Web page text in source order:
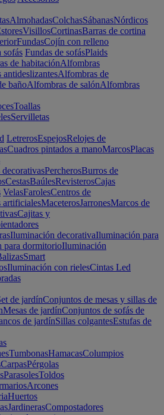
AlmohadasColchasSábanasNórdicos
VisillosCortinasBarras de cortina
FundasCojín con relleno
sofás Fundas de sofásPlaids
de habitaciónAlfombras
Alfombras de
bañoAlfombras de salónAlfombras
Toallas
Servilletas
LetrerosEspejosRelojes de
Cuadros pintados a manoMarcosPlacas
decorativasPercherosBurros de
CestasBaúlesRevisterosCajas
VelasFarolesCentros de
artificialesMaceterosJarronesMarcos de
Cajitas y
Iluminación decorativaIluminación para
para dormitorioIluminación
Smart
Iluminación con rielesCintas Led
de jardínConjuntos de mesas y sillas de
Mesas de jardínConjuntos de sofás de
de jardínSillas colgantesEstufas de
TumbonasHamacasColumpios
CarpasPérgolas
ParasolesToldos
Arcones
Huertos
JardinerasCompostadores